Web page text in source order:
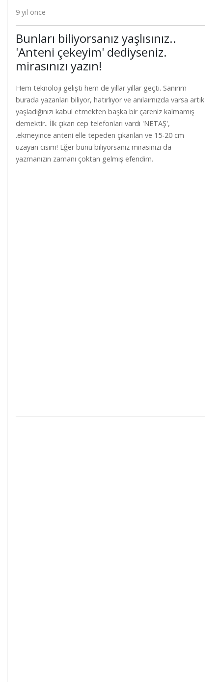
9 yıl önce
Bunları biliyorsanız yaşlısınız..
'Anteni çekeyim' dediyseniz.
mirasınızı yazın!
Hem teknoloji gelişti hem de yıllar yıllar geçti. Sanırım
burada yazanları biliyor, hatırlıyor ve anılaırnızda varsa artık
yaşladığınızı kabul etmekten başka bir çareniz kalmamış
demektir.. İlk çıkan cep telefonları vardı 'NETAŞ',
.ekmeyince anteni elle tepeden çıkarılan ve 15-20 cm
uzayan cisim! Eğer bunu biliyorsanız mirasınızı da
yazmanızın zamanı çoktan gelmiş efendim.